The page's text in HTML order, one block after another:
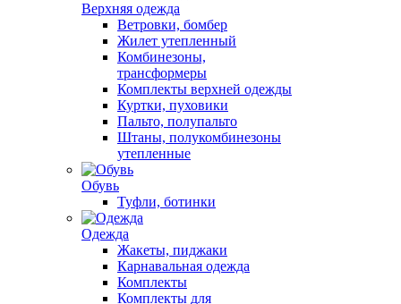
Верхняя одежда
Ветровки, бомбер
Жилет утепленный
Комбинезоны,
трансформеры
Комплекты верхней одежды
Куртки, пуховики
Пальто, полупальто
Штаны, полукомбинезоны
утепленные
Обувь
Туфли, ботинки
Одежда
Жакеты, пиджаки
Карнавальная одежда
Комплекты
Комплекты для